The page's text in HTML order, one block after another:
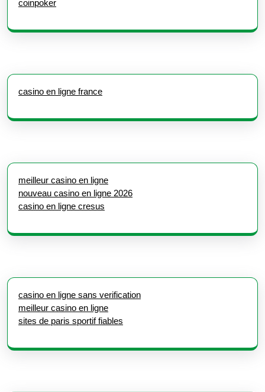
coinpoker
casino en ligne france
meilleur casino en ligne
nouveau casino en ligne 2026
casino en ligne cresus
casino en ligne sans verification
meilleur casino en ligne
sites de paris sportif fiables